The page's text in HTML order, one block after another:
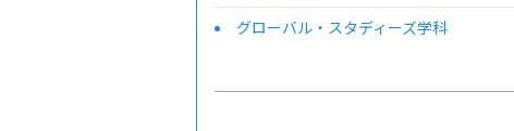
グローバル・スタディーズ学科